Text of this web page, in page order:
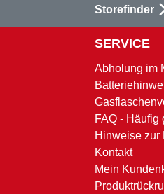
Storefinder
SERVICE
Abholung im
FAQ - Häufig
Hinweise zur
Kontakt
Mein